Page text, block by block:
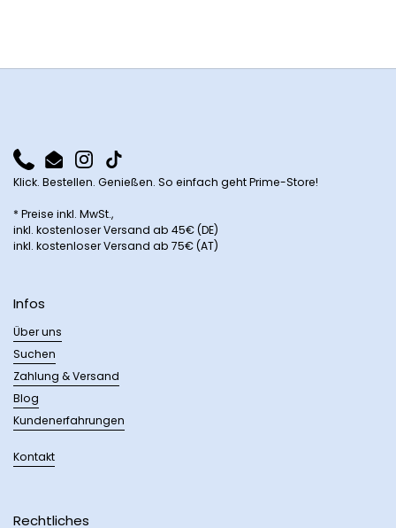
PhoneEmail Instagram
TikTok
Klick. Bestellen. Genießen. So einfach geht Prime-Store!
* Preise inkl. MwSt.,
inkl. kostenloser Versand ab 45€ (DE)
inkl. kostenloser Versand ab 75€ (AT)
Infos
Über uns
Suchen
Zahlung & Versand
Blog
Kundenerfahrungen
Kontakt
Rechtliches